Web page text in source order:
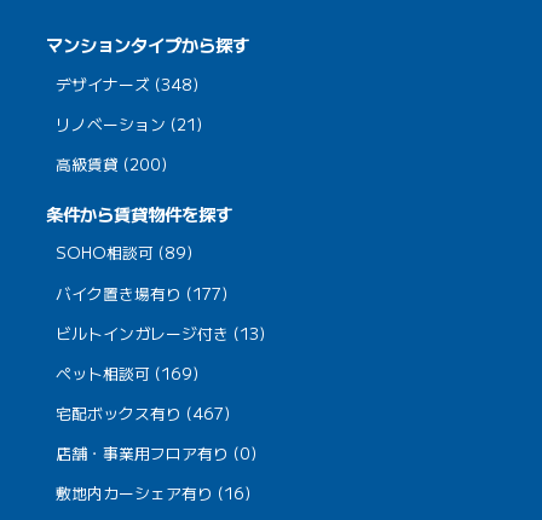
マンションタイプから探す
デザイナーズ (348)
リノベーション (21)
高級賃貸 (200)
条件から賃貸物件を探す
SOHO相談可 (89)
バイク置き場有り (177)
ビルトインガレージ付き (13)
ペット相談可 (169)
宅配ボックス有り (467)
店舗・事業用フロア有り (0)
敷地内カーシェア有り (16)